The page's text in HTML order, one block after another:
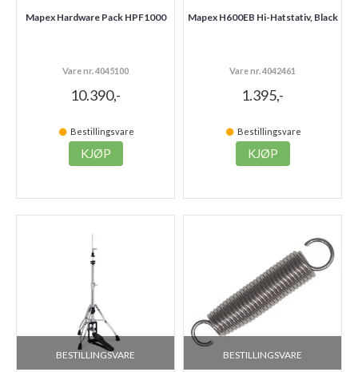
Mapex Hardware Pack HPF1000
Vare nr. 4045100
10.390,-
Bestillingsvare
KJØP
Mapex H600EB Hi-Hatstativ, Black
Vare nr. 4042461
1.395,-
Bestillingsvare
KJØP
BESTILLINGSVARE BESTILLINGSVARE